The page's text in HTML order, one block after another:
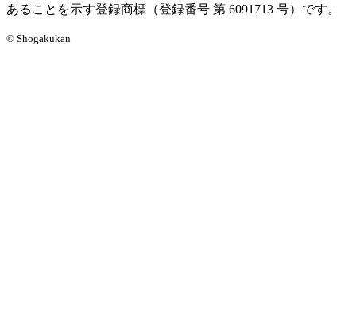
あることを示す登録商標（登録番号 第 6091713 号）です。
© Shogakukan